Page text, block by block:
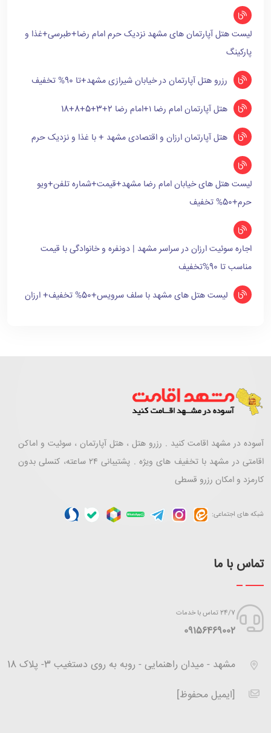
لیست هتل آپارتمان های مشهد نزدیک حرم امام رضا+طبرسی+غذا و
پارکینگ
رزرو هتل آپارتمان در خیابان شیرازی مشهد+تا 90% تخفیف
هتل آپارتمان امام رضا ۱+امام رضا 2+3+5+8+18
هتل آپارتمان ارزان و اقتصادی مشهد + با غذا و نزدیک حرم
لیست هتل های خیابان امام رضا مشهد+قیمت+شماره تلفن+ویو
حرم+50% تخفیف
اجاره سوئیت ارزان در سراسر مشهد | دونفره و خانوادگی با قیمت
مناسب تا 90%تخفیف
لیست هتل های مشهد با سلف سرویس+50% تخفیف+ ارزان
آسوده در مشهد اقامت کنید . رزرو هتل ، هتل آپارتمان ، سوئیت و اماکن
اقامتی در مشهد با تخفیف های ویژه . پشتیبانی ۲۴ ساعته، کنسلی بدون
کارمزد و امکان رزرو قسطی
شبکه های اجتماعی:
تماس با ما
24/7 تماس با خدمات
‪09156469002
مشهد - میدان راهنمایی - روبه به روی دستغیب 3- پلاک 18
[ایمیل محفوظ]